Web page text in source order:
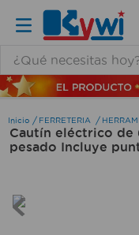
FERRETERIA
Cautín eléctrico de
pesado Incluye
TÉRMINOS MÁS
1 .
lamparas
2.
ducha
4.